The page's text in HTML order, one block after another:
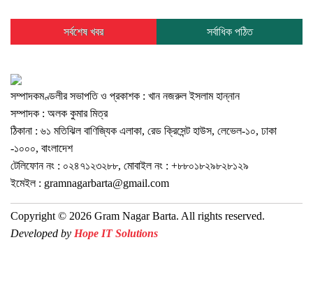
সর্বশেষ খবর সর্বাধিক পঠিত
সম্পাদকমণ্ডলীর সভাপতি ও প্রকাশক : খান নজরুল ইসলাম হান্নান
সম্পাদক : অলক কুমার মিত্র
ঠিকানা : ৬১ মতিঝিল বাণিজ্যিক এলাকা, রেড ক্রিসেন্ট হাউস, লেভেল-১০, ঢাকা
-১০০০, বাংলাদেশ
টেলিফোন নং : ০২৪৭১২৩২৮৮, মোবাইল নং : +৮৮০১৮২৯৮২৮১২৯
ইমেইল : gramnagarbarta@gmail.com
Copyright © 2026 Gram Nagar Barta. All rights reserved.
Developed by Hope IT Solutions